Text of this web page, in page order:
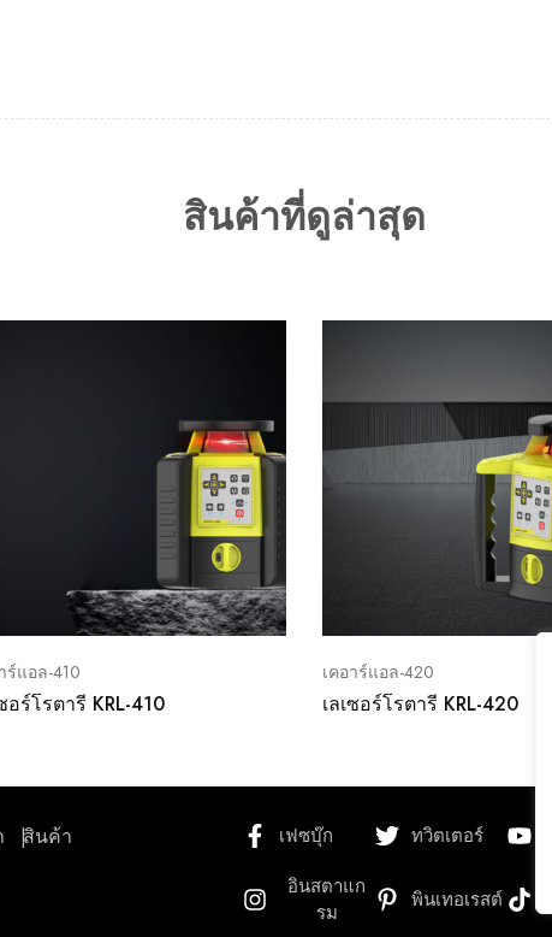
สินค้าที่ดูล่าสุด
ร์แอล-410
อร์โรตารี KRL-410
เคอาร์แอล-420
เลเซอร์โรตารี KRL-420
สินค้า เฟซบุ๊ก ทวิตเตอร์
อินสตาแก
รม
พินเทอเรสต์